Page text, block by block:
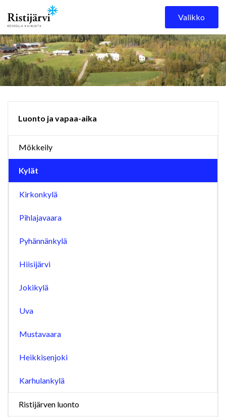
Skip to content
Valikko
Luonto ja vapaa-aika
Mökkeily
Kylät
Kirkonkylä
Pihlajavaara
Pyhännänkylä
Hiisijärvi
Jokikylä
Uva
Mustavaara
Heikkisenjoki
Karhulankylä
Ristijärven luonto